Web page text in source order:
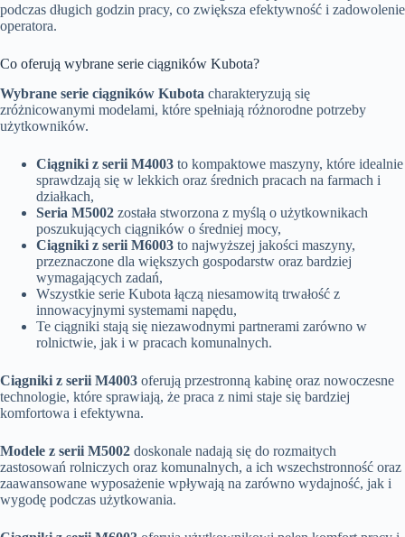
podczas długich godzin pracy, co zwiększa efektywność i zadowolenie
operatora.
Co oferują wybrane serie ciągników Kubota?
Wybrane serie ciągników Kubota charakteryzują się
zróżnicowanymi modelami, które spełniają różnorodne potrzeby
użytkowników.
Ciągniki z serii M4003 to kompaktowe maszyny, które idealnie
sprawdzają się w lekkich oraz średnich pracach na farmach i
działkach,
Seria M5002 została stworzona z myślą o użytkownikach
poszukujących ciągników o średniej mocy,
Ciągniki z serii M6003 to najwyższej jakości maszyny,
przeznaczone dla większych gospodarstw oraz bardziej
wymagających zadań,
Wszystkie serie Kubota łączą niesamowitą trwałość z
innowacyjnymi systemami napędu,
Te ciągniki stają się niezawodnymi partnerami zarówno w
rolnictwie, jak i w pracach komunalnych.
Ciągniki z serii M4003 oferują przestronną kabinę oraz nowoczesne
technologie, które sprawiają, że praca z nimi staje się bardziej
komfortowa i efektywna.
Modele z serii M5002 doskonale nadają się do rozmaitych
zastosowań rolniczych oraz komunalnych, a ich wszechstronność oraz
zaawansowane wyposażenie wpływają na zarówno wydajność, jak i
wygodę podczas użytkowania.